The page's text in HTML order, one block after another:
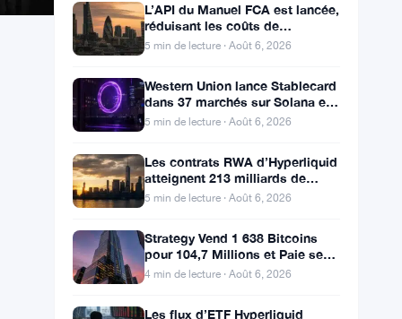
L’API du Manuel FCA est lancée,
conformité pour 50 000
entreprises britanniques
5 min de lecture · Août 6, 2026
Western Union lance Stablecard
Visa
5 min de lecture · Août 6, 2026